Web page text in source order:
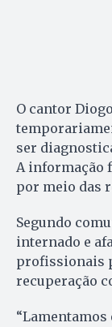
O cantor
ser
A informação
por meio das
Segundo
internado e
profissionais
recuperação
“Lamentamos